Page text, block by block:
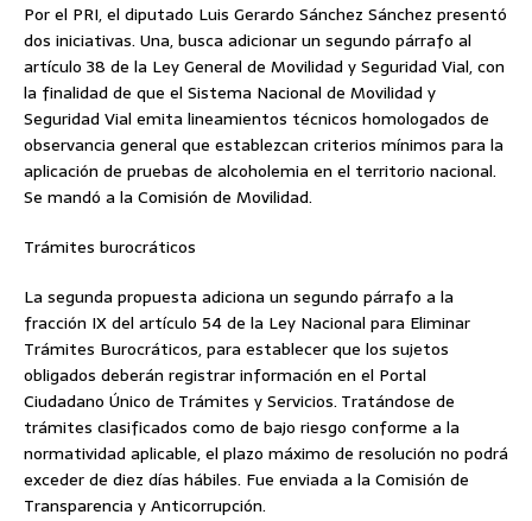
Por el PRI, el diputado Luis Gerardo Sánchez Sánchez presentó
dos iniciativas. Una, busca adicionar un segundo párrafo al
artículo 38 de la Ley General de Movilidad y Seguridad Vial, con
la finalidad de que el Sistema Nacional de Movilidad y
Seguridad Vial emita lineamientos técnicos homologados de
observancia general que establezcan criterios mínimos para la
aplicación de pruebas de alcoholemia en el territorio nacional.
Se mandó a la Comisión de Movilidad.
Trámites burocráticos
La segunda propuesta adiciona un segundo párrafo a la
fracción IX del artículo 54 de la Ley Nacional para Eliminar
Trámites Burocráticos, para establecer que los sujetos
obligados deberán registrar información en el Portal
Ciudadano Único de Trámites y Servicios. Tratándose de
trámites clasificados como de bajo riesgo conforme a la
normatividad aplicable, el plazo máximo de resolución no podrá
exceder de diez días hábiles. Fue enviada a la Comisión de
Transparencia y Anticorrupción.